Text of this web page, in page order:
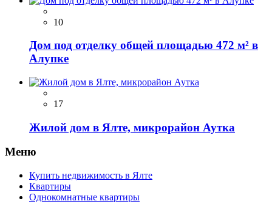
10
Дом под отделку общей площадью 472 м² в
Алупке
17
Жилой дом в Ялте, микрорайон Аутка
Меню
Купить недвижимость в Ялте
Квартиры
Однокомнатные квартиры